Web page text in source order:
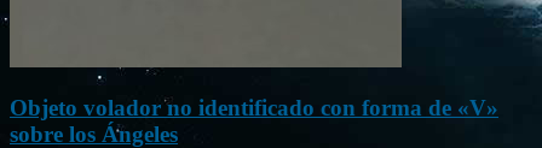
Objeto volador no identificado con forma de «V»
sobre los Ángeles